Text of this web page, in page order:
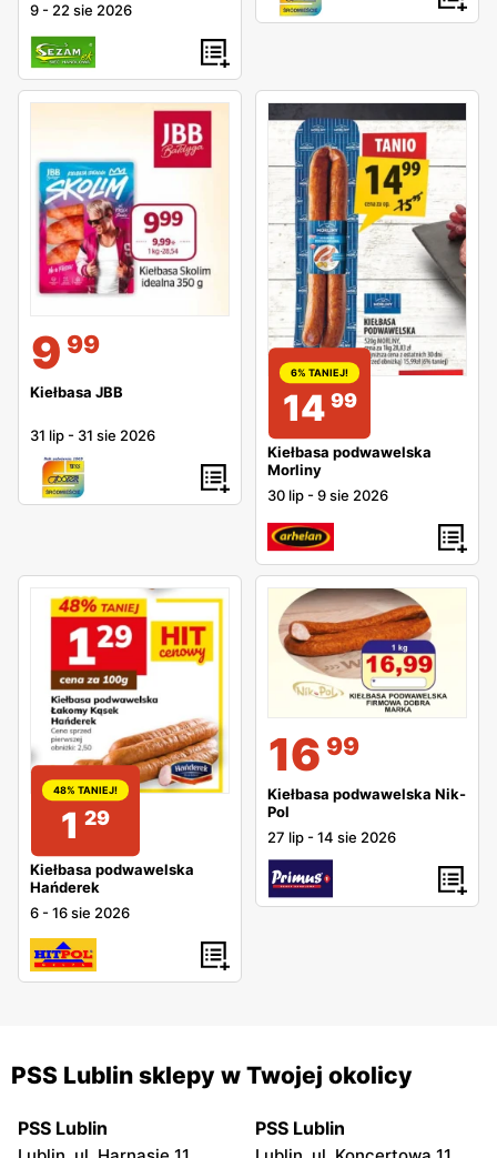
9 - 22 sie 2026
9 99
Kiełbasa JBB
31 lip - 31 sie 2026
6% TANIEJ!
14 99
Kiełbasa podwawelska
Morliny
30 lip -9 sie 2026
48% TANIEJ!
1 29
Kiełbasa podwawelska
Hańderek
6 -16 sie 2026
16 99
Kiełbasa podwawelska Nik-
Pol
27 lip -14 sie 2026
PSS Lublin sklepy w Twojej okolicy
PSS Lublin PSS Lublin